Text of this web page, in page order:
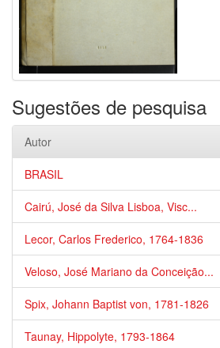
Sugestões de pesquisa
Autor
BRASIL
Cairú, José da Silva Lisboa, Visc...
Lecor, Carlos Frederico, 1764-1836
Veloso, José Mariano da Conceição...
Spix, Johann Baptist von, 1781-1826
Taunay, Hippolyte, 1793-1864